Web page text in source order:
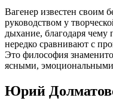
Вагенер известен своим
руководством у
дыхание, благодаря чему
нередко сравнивают с
Это философия
ясными, эмоциональными
Юрий